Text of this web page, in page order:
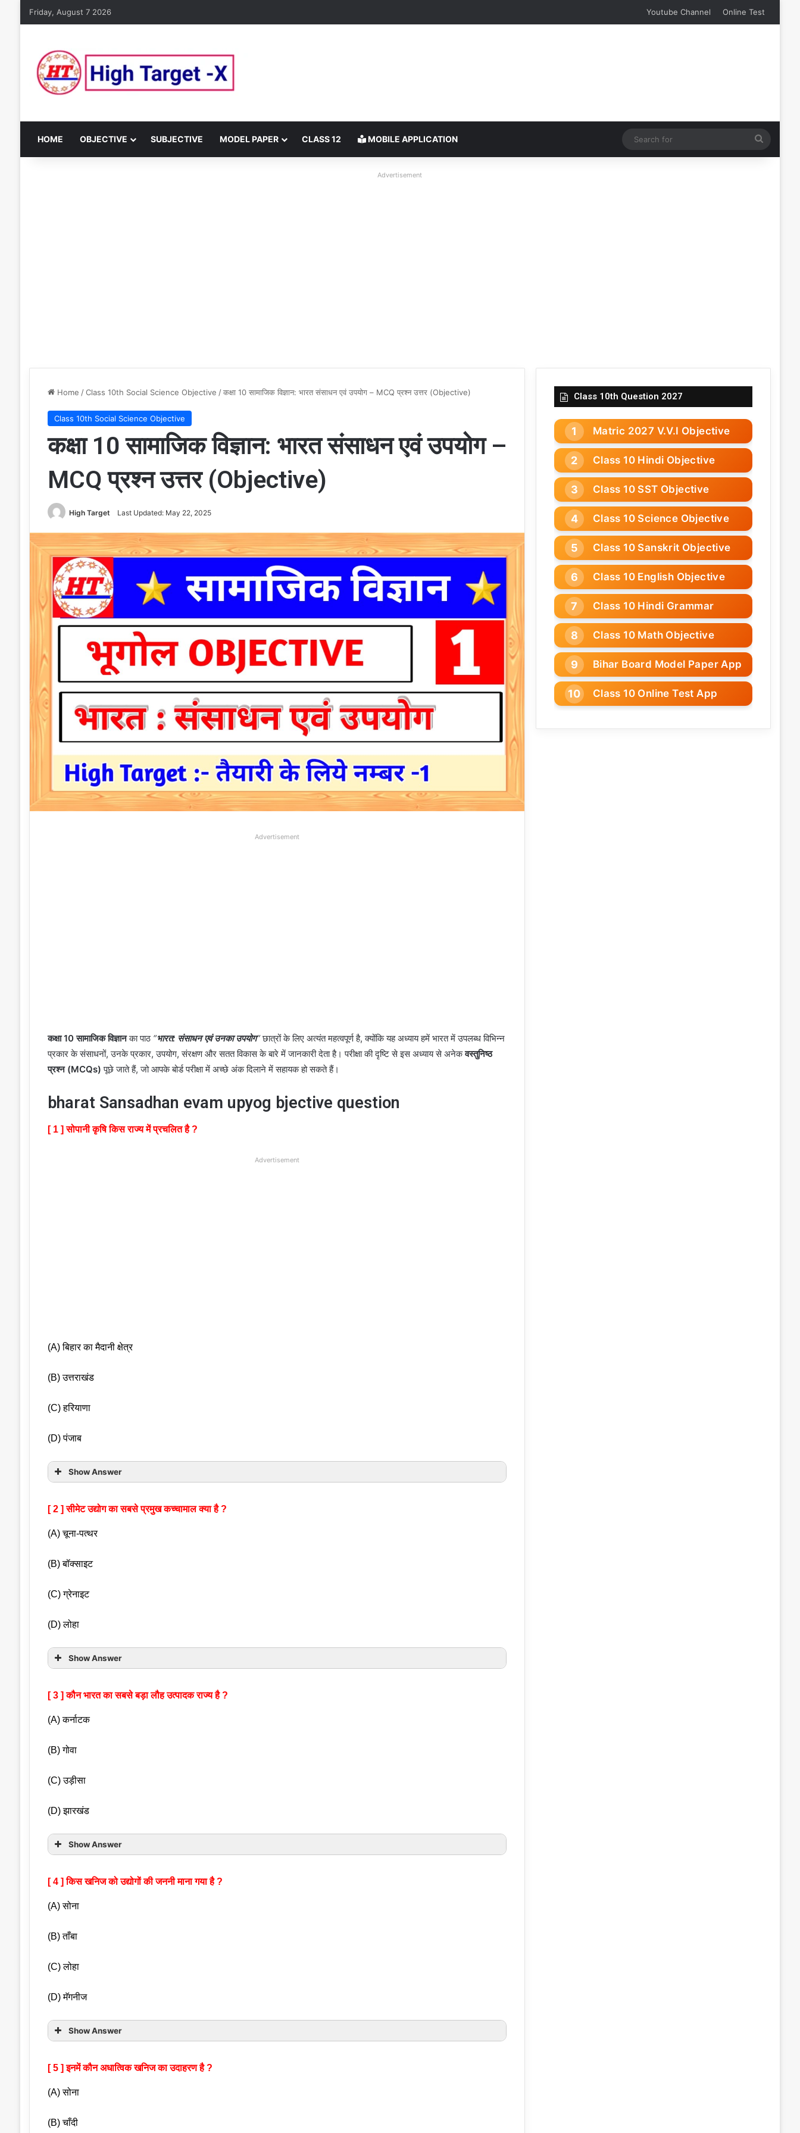
Friday, August 7 2026 Youtube Channel Online Test
HOME OBJECTIVE SUBJECTIVE MODEL PAPER CLASS 12 MOBILE APPLICATION
for
Advertisement
Home / Class 10th Social Science Objective / कक्षा 10 सामाजिक विज्ञान: भारत संसाधन एवं उपयोग – MCQ प्रश्न उत्तर (Objective)
Class 10th Social Science Objective
कक्षा 10 सामाजिक विज्ञान: भारत संसाधन एवं उपयोग –
MCQ प्रश्न उत्तर (Objective)
High Target Last Updated: May 22, 2025
Advertisement
कक्षा 10 सामाजिक विज्ञानका पाठ “भारत: संसाधन एवं उनका उपयोग“छात्रों के लिए अत्यंत महत्वपूर्ण है, क्योंकि यह अध्याय हमें भारत में उपलब्ध विभिन्न
प्रकार के संसाधनों, उनके प्रकार, उपयोग, संरक्षण और सतत विकास के बारे में जानकारी देता है। परीक्षा की दृष्टि से इस अध्याय से अनेकवस्तुनिष्ठ
प्रश्न (MCQs) पूछे जाते हैं, जो आपके बोर्ड परीक्षा में अच्छे अंक दिलाने में सहायक हो सकते हैं।
bharat Sansadhan evam upyog bjective question
[ 1 ] सोपानी कृषि किस राज्य में प्रचलित है ?
Advertisement
(A) बिहार का मैदानी क्षेत्र
(B) उत्तराखंड
(C) हरियाणा
(D) पंजाब
Show Answer
[ 2 ] सीमेट उद्योग का सबसे प्रमुख कच्चामाल क्या है ?
(A) चूना-पत्थर
(B) बॉक्साइट
(C) ग्रेनाइट
(D) लोहा
Show Answer
[ 3 ] कौन भारत का सबसे बड़ा लौह उत्पादक राज्य है ?
(A) कर्नाटक
(B) गोवा
(C) उड़ीसा
(D) झारखंड
Show Answer
[ 4 ] किस खनिज को उद्योगों की जननी माना गया है ?
(A) सोना
(B) ताँबा
(C) लोहा
(D) मॅगनीज
Show Answer
[ 5 ] इनमें कौन अधात्विक खनिज का उदाहरण है ?
(A) सोना
(B) चाँदी
Class 10th Question 2027
Matric 2027 V.V.I Objective
Class 10 Hindi Objective
Class 10 SST Objective
Class 10 Science Objective
Class 10 Sanskrit Objective
Class 10 English Objective
Class 10 Hindi Grammar
Class 10 Math Objective
Bihar Board Model Paper App
Class 10 Online Test App